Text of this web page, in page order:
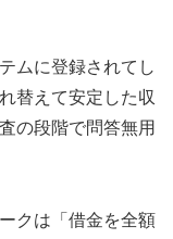
ムに登録されてし
替えて安定した収
の段階で問答無用
クは「借金を全額